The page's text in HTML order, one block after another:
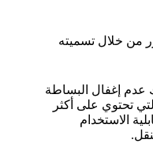
من خلال تسميته
عدم إغفال البساطة
تحتوي على أكثر
الاستخدام